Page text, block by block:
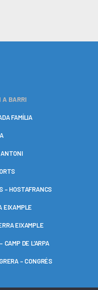
A BARRI
FAMÍLIA
– HOSTAFRANCS
EIXAMPLE
EIXAMPLE
CAMP DE L’ARPA
– CONGRÉS